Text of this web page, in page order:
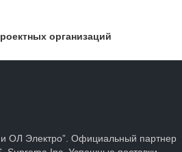
организаций
ОЛ Электро”. Официальный партнер